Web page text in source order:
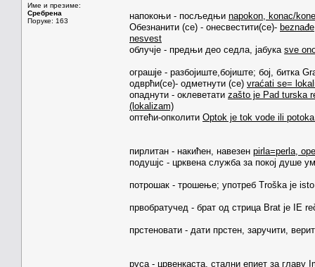
Име и презиме:
Сребрена
Поруке: 163
напокоњи - посљедњи napokon, konac/
Обезнанити (cе) - онесвестити(се)-
nesvest
облучје - предњи део седла, јабука sve
ограшје - разбојиште,бојиште; бој, битка
одврћи(се)- одметнути (сe) vraćati se=
опаднути - оклеветати zašto je Pad turska
(lokalizam)
оптећи-опколити Optok je tok vode ili
пирлитан - накићен, навезен pirla=perla,
подушјс - црквена служба за покој душе
потрошак - трошење; употреб Troška je
првобратучед - брат од стрица Brat je IE
прстеновати - дати прстен, заручити,
руса - црвенкаста, стални епиет за главу